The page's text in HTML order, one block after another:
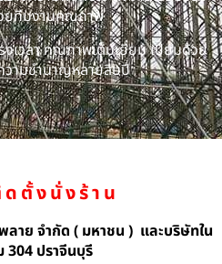
ยทีมงานคุณภาพ
เวลา คุณภาพเต็มเยี่ยม เปี่ยมด้วย
วามชำนาญหลายสิบปี
ตั้งนั่งร้าน
ลาย จำกัด ( มหาชน ) และบริษัทใน
304 ปราจีนบุรี